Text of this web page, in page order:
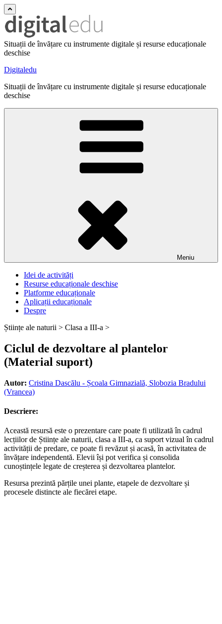
Situații de învățare cu instrumente digitale și resurse educaționale
deschise
Digitaledu
Situații de învățare cu instrumente digitale și resurse educaționale
deschise
Meniu
Idei de activități
Resurse educaționale deschise
Platforme educaționale
Aplicații educaționale
Despre
Științe ale naturii > Clasa a III-a >
Ciclul de dezvoltare al plantelor
(Material suport)
Autor: Cristina Dascălu - Școala Gimnazială, Slobozia Bradului
(Vrancea)
Descriere:
Această resursă este o prezentare care poate fi utilizată în cadrul
lecțiilor de Științe ale naturii, clasa a III-a, ca suport vizual în cadrul
activității de predare, ce poate fi revăzut și acasă, în activitatea de
învățare independentă. Elevii își pot verifica și consolida
cunoștințele legate de creșterea și dezvoltarea plantelor.
Resursa prezintă părțile unei plante, etapele de dezvoltare și
procesele distincte ale fiecărei etape.